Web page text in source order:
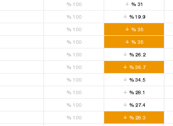
%100 %31
%100 %19.9
%100 %35
%100 %35
%100 %26.2
%100 %36.7
%100 %34.5
%100 %28.1
%100 %27.4
%100 %28.3